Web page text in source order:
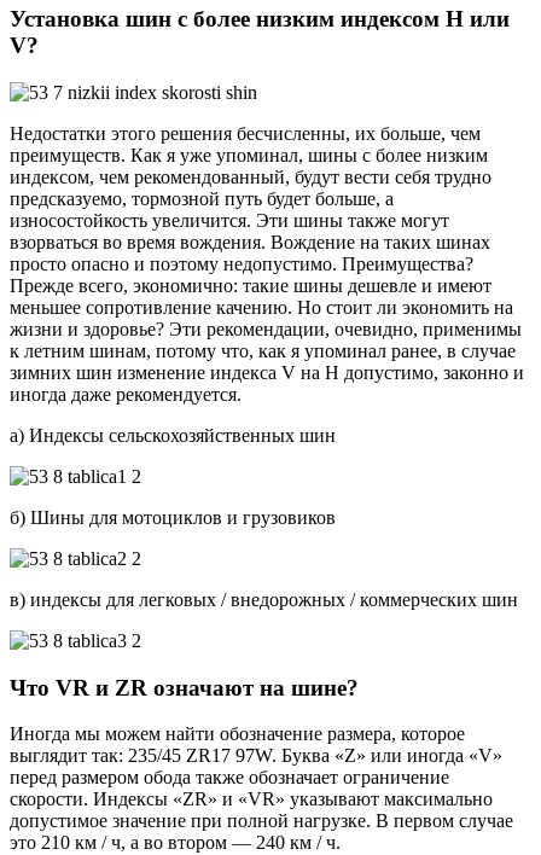
Установка шин с более низким индексом H или
V?
Недостатки этого решения бесчисленны, их больше, чем
преимуществ. Как я уже упоминал, шины с более низким
индексом, чем рекомендованный, будут вести себя трудно
предсказуемо, тормозной путь будет больше, а
износостойкость увеличится. Эти шины также могут
взорваться во время вождения. Вождение на таких шинах
просто опасно и поэтому недопустимо. Преимущества?
Прежде всего, экономично: такие шины дешевле и имеют
меньшее сопротивление качению. Но стоит ли экономить на
жизни и здоровье? Эти рекомендации, очевидно, применимы
к летним шинам, потому что, как я упоминал ранее, в случае
зимних шин изменение индекса V на H допустимо, законно и
иногда даже рекомендуется.
а) Индексы сельскохозяйственных шин
б) Шины для мотоциклов и грузовиков
в) индексы для легковых / внедорожных / коммерческих шин
Что VR и ZR означают на шине?
Иногда мы можем найти обозначение размера, которое
выглядит так: 235/45 ZR17 97W. Буква «Z» или иногда «V»
перед размером обода также обозначает ограничение
скорости. Индексы «ZR» и «VR» указывают максимально
допустимое значение при полной нагрузке. В первом случае
это 210 км / ч, а во втором — 240 км / ч.